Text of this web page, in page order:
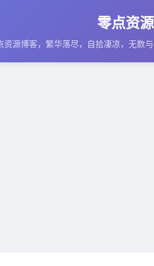
零点资
资源博客，繁华落尽，自拾凄凉，无数